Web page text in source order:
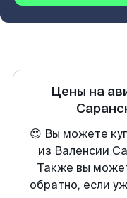
Цены на
😍 Вы можете
из Валенсии
Также вы
обратно, если